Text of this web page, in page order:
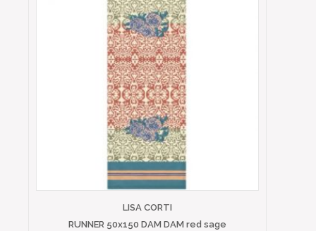
LISA CORTI
RUNNER 50x150 DAM DAM red sage